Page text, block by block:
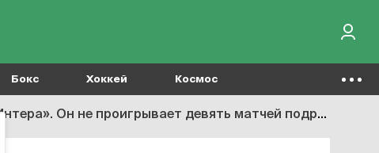
Бокс Хоккей Космос
Он не проигрывает девять матчей подряд